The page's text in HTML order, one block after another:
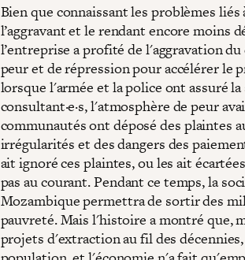
Bien que connaissant les problèmes
l’aggravant et le rendant encore moins
l’entreprise a profité de l'aggravation
peur et de répression pour accélérer le
lorsque l'armée et la police ont assuré
consultant·e·s, l'atmosphère de peur
communautés ont déposé des plaintes
irrégularités et des dangers des
ait ignoré ces plaintes, ou les ait
pas au courant. Pendant ce temps, la
Mozambique permettra de sortir des
pauvreté. Mais l'histoire a montré que,
projets d'extraction au fil des